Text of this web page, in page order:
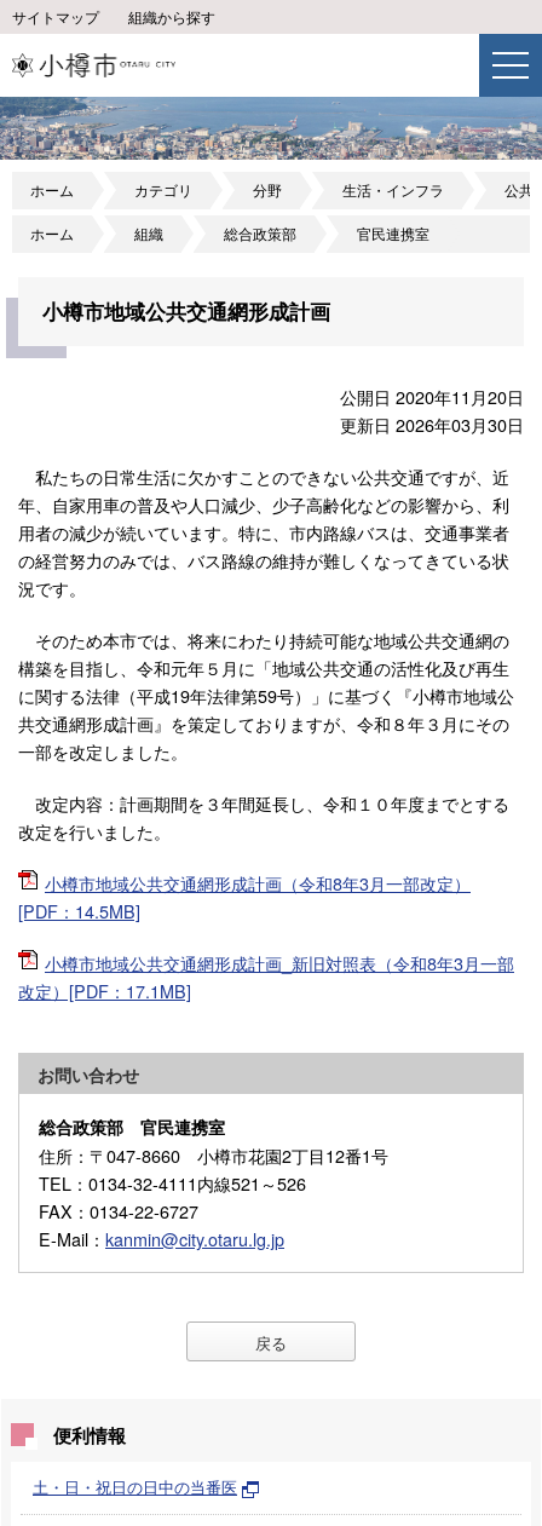
サイトマップ 組織から探す
ホーム カテゴリ 分野 生活・インフラ 公共
ホーム 組織 総合政策部 官民連携室
小樽市地域公共交通網形成計画
公開日 2020年11月20日
更新日 2026年03月30日
私たちの日常生活に欠かすことのできない公共交通ですが、近
年、自家用車の普及や人口減少、少子高齢化などの影響から、利
用者の減少が続いています。特に、市内路線バスは、交通事業者
の経営努力のみでは、バス路線の維持が難しくなってきている状
況です。
そのため本市では、将来にわたり持続可能な地域公共交通網の
構築を目指し、令和元年５月に「地域公共交通の活性化及び再生
に関する法律（平成19年法律第59号）」に基づく『小樽市地域公
共交通網形成計画』を策定しておりますが、令和８年３月にその
一部を改定しました。
改定内容：計画期間を３年間延長し、令和１０年度までとする
改定を行いました。
小樽市地域公共交通網形成計画（令和8年3月一部改定）
[PDF：14.5MB]
小樽市地域公共交通網形成計画_新旧対照表（令和8年3月一部
改定）[PDF：17.1MB]
お問い合わせ
総合政策部 官民連携室
住所 ：〒047-8660 小樽市花園2丁目12番1号
TEL ：0134-32-4111内線521～526
FAX ：0134-22-6727
E-Mail ： kanmin@city.otaru.lg.jp
戻る
便利情報
土・日・祝日の日中の当番医